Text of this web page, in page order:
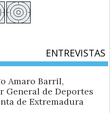
ENTREVISTAS
Amaro Barril,
General de Deportes
de Extremadura